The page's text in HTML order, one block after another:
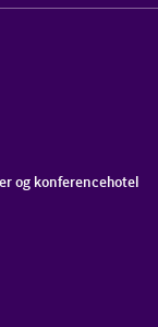
og konferencehotel